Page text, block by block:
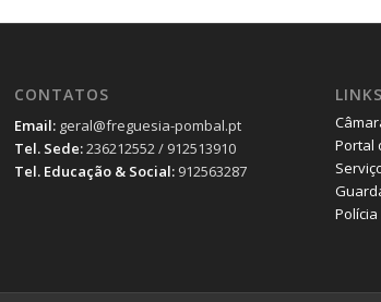
CONTATOS
Email: geral@freguesia-pombal.pt
Tel. Sede:236212552 / 912513910
Tel. Educação & Social: 912563287
Portal